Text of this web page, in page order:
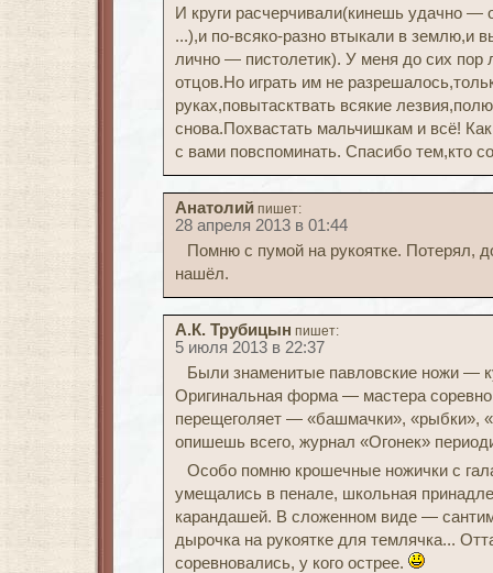
И круги расчерчивали(кинешь удачно
...),и по-всяко-разно втыкали в землю,и
лично — пистолетик). У меня до сих пор
отцов.Но играть им не
руках,повытасктвать всякие
снова.Похвастать мальчишкам и всё!
с вами повспоминать. Спасибо тем,кто
Анатолий пишет:
28 апреля 2013 в 01:44
Помню с пумой на рукоятке. Потерял,
нашёл.
А.К. Трубицын пишет:
5 июля 2013 в 22:37
Были знаменитые павловские ножи —
Оригинальная форма — мастера
перещеголяет — «башмачки», «рыбки»,
опишешь всего, журнал «Огонек»
Особо помню крошечные ножички с
умещались в пенале, школьная
карандашей. В сложенном виде —
дырочка на рукоятке для темлячка...
соревновались, у кого острее.